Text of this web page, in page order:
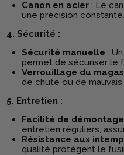
Canon en acier: Le
une précision constante.
4. Sécurité :
Sécurité manuelle :
permet de sécuriser le
Verrouillage du
de chute ou de
5. Entretien :
Facilité de démontage
entretien réguliers,
Résistance aux
qualité protègent le